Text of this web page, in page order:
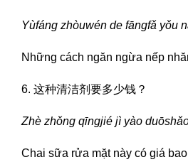
Yùfáng zhòuwén de fāngfǎ yǒu
Những cách ngăn ngừa nếp
6. 这种清洁剂要多少钱？
Zhè zhǒng qīngjié jì yào
Chai sữa rửa mặt này có giá